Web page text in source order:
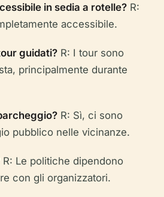
in sedia a rotelle? R:
accessibile.
guidati? R: I tour sono
principalmente durante
R: Sì, ci sono
pubblico nelle vicinanze.
R: Le politiche dipendono
con gli organizzatori.